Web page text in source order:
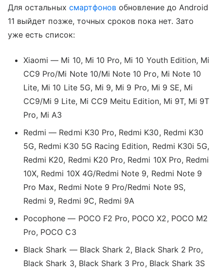
Для остальных смартфонов обновление до Android
11 выйдет позже, точных сроков пока нет. Зато
уже есть список:
Xiaomi — Mi 10, Mi 10 Pro, Mi 10 Youth Edition, Mi
CC9 Pro/Mi Note 10/Mi Note 10 Pro, Mi Note 10
Lite, Mi 10 Lite 5G, Mi 9, Mi 9 Pro, Mi 9 SE, Mi
CC9/Mi 9 Lite, Mi CC9 Meitu Edition, Mi 9T, Mi 9T
Pro, Mi A3
Redmi — Redmi K30 Pro, Redmi K30, Redmi K30
5G, Redmi K30 5G Racing Edition, Redmi K30i 5G,
Redmi K20, Redmi K20 Pro, Redmi 10X Pro, Redmi
10X, Redmi 10X 4G/Redmi Note 9, Redmi Note 9
Pro Max, Redmi Note 9 Pro/Redmi Note 9S,
Redmi 9, Redmi 9C, Redmi 9A
Pocophone — POCO F2 Pro, POCO X2, POCO M2
Pro, POCO C3
Black Shark — Black Shark 2, Black Shark 2 Pro,
Black Shark 3, Black Shark 3 Pro, Black Shark 3S